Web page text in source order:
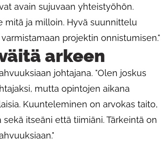
avain sujuvaan yhteistyöhön.
mitä ja milloin. Hyvä suunnittelu
projektin onnistumisen."
arkeen
johtajana. "Olen joskus
mutta opintojen aikana
Kuunteleminen on arvokas taito,
itseäni että tiimiäni. Tärkeintä on